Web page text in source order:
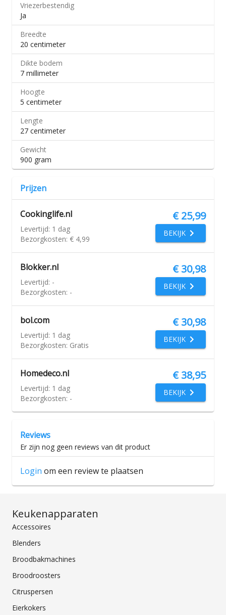
Vriezerbestendig
Ja
Breedte
20 centimeter
Dikte bodem
7 millimeter
Hoogte
5 centimeter
Lengte
27 centimeter
Gewicht
900 gram
Prijzen
Cookinglife.nl € 25,99
BEKIJK
Levertijd: 1 dag
Bezorgkosten: € 4,99
Blokker.nl € 30,98
BEKIJK
Levertijd: -
Bezorgkosten: -
bol.com € 30,98
BEKIJK
Levertijd: 1 dag
Bezorgkosten: Gratis
Homedeco.nl € 38,95
BEKIJK
Levertijd: 1 dag
Bezorgkosten: -
Reviews
Er zijn nog geen reviews van dit product
Login om een review te plaatsen
Keukenapparaten
Accessoires
Blenders
Broodbakmachines
Broodroosters
Citruspersen
Eierkokers